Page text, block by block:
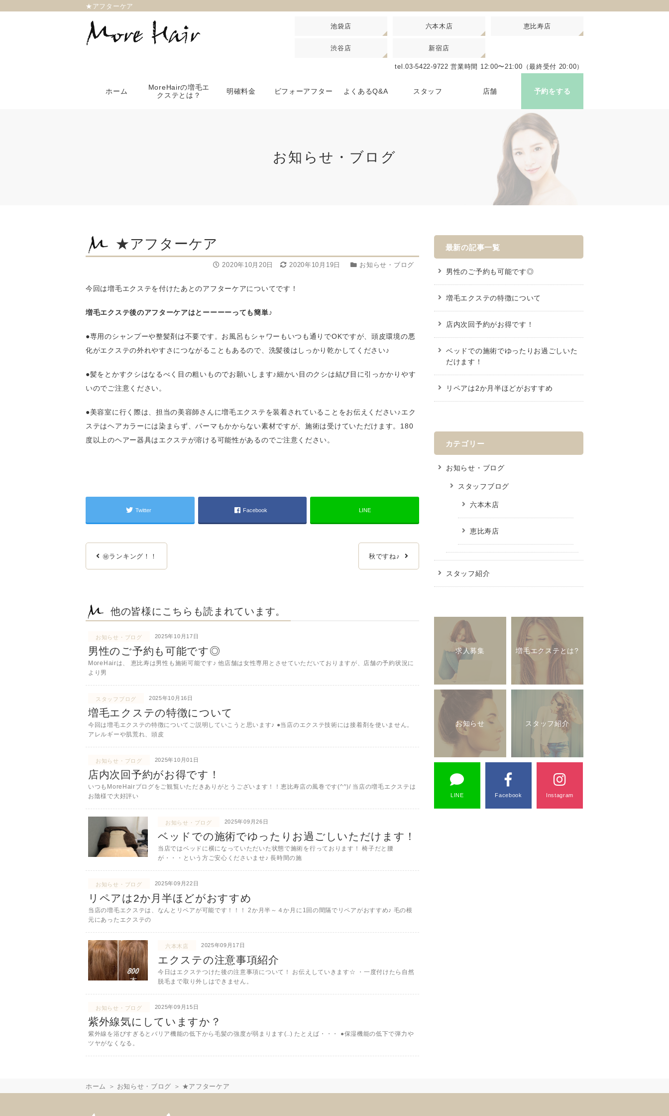
★アフターケア
池袋店
池袋駅 北口徒歩3分 西口徒歩5分
六本木店
六本木駅 6番出口より徒歩30秒
恵比寿店
恵比寿駅西口 徒歩3分
渋谷店
アクセスマップはこちら
新宿店
アクセスマップはこちら
tel.03-5422-9722営業時間 12:00〜21:00（最終受付 20:00）
ホーム
MoreHairの増毛エ
クステとは？
明確料金 ビフォーアフター よくあるQ&A スタッフ 店舗 予約をする
お知らせ・ブログ
★アフターケア
お知らせ・ブログ
2020年10月20日 2020年10月19日
今回は増毛エクステを付けたあとのアフターケアについてです！
増毛エクステ後のアフターケアはとーーーーっても簡単♪
●専用のシャンプーや整髪剤は不要です。お風呂もシャワーもいつも通りでOKですが、頭皮環境の悪
化がエクステの外れやすさにつながることもあるので、洗髪後はしっかり乾かしてください♪
●髪をとかすクシはなるべく目の粗いものでお願いします♪細かい目のクシは結び目に引っかかりやす
いのでご注意ください。
●美容室に行く際は、担当の美容師さんに増毛エクステを装着されていることをお伝えください♪エク
ステはヘアカラーには染まらず、パーマもかからない素材ですが、施術は受けていただけます。180
度以上のヘアー器具はエクステが溶ける可能性があるのでご注意ください。
Twitter Facebook LINE
㊙ランキング！！ 秋ですね♪
他の皆様にこちらも読まれています。
お知らせ・ブログ 2025年10月17日
男性のご予約も可能です◎
MoreHairは、 恵比寿は男性も施術可能です♪ 他店舗は女性専用とさせていただいておりますが、店舗の予約状況に
より男
スタッフブログ 2025年10月16日
増毛エクステの特徴について
今回は増毛エクステの特徴についてご説明していこうと思います♪ ●当店のエクステ技術には接着剤を使いません。
アレルギーや肌荒れ、頭皮
お知らせ・ブログ 2025年10月01日
店内次回予約がお得です！
いつもMoreHairブログをご観覧いただきありがとうございます！！恵比寿店の風巻です(^^)/ 当店の増毛エクステは
お陰様で大好評い
お知らせ・ブログ 2025年09月26日
ベッドでの施術でゆったりお過ごしいただけます！
当店ではベッドに横になっていただいた状態で施術を行っております！ 椅子だと腰
が・・・という方ご安心くださいませ♪ 長時間の施
お知らせ・ブログ 2025年09月22日
リペアは2か月半ほどがおすすめ
当店の増毛エクステは、なんとリペアが可能です！！！ 2か月半～４か月に1回の間隔でリペアがおすすめ♪ 毛の根
元にあったエクステの
六本木店 2025年09月17日
エクステの注意事項紹介
今日はエクステつけた後の注意事項について！ お伝えしていきます☆ ・一度付けたら自然
脱毛まで取り外しはできません。
お知らせ・ブログ 2025年09月15日
紫外線気にしていますか？
紫外線を浴びすぎるとバリア機能の低下から毛髪の強度が弱まります(..) たとえば・・・ ●保湿機能の低下で弾力や
ツヤがなくなる。
最新の記事一覧
男性のご予約も可能です◎
増毛エクステの特徴について
店内次回予約がお得です！
ベッドでの施術でゆったりお過ごしいた
だけます！
リペアは2か月半ほどがおすすめ
カテゴリー
お知らせ・ブログ
スタッフブログ
六本木店
恵比寿店
スタッフ紹介
求人募集 増毛エクステとは?
お知らせ スタッフ紹介
LINE Facebook Instagram
ホーム お知らせ・ブログ ★アフターケア